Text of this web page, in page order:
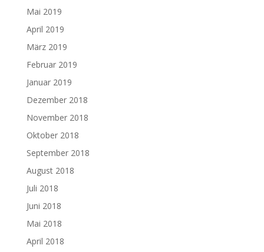
Mai 2019
April 2019
März 2019
Februar 2019
Januar 2019
Dezember 2018
November 2018
Oktober 2018
September 2018
August 2018
Juli 2018
Juni 2018
Mai 2018
April 2018